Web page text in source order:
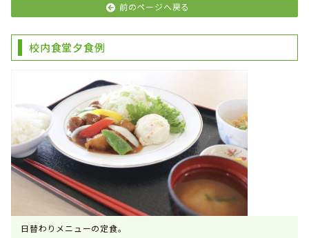
前のページへ戻る
校内食堂夕食例
日替わりメニューの定食。